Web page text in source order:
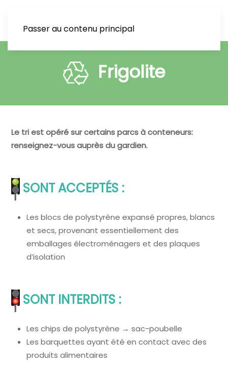
Passer au contenu principal
Frigolite
Le tri est opéré sur certains parcs à conteneurs:
renseignez-vous auprès du gardien.
SONT ACCEPTÉS :
Les blocs de polystyrène expansé propres, blancs
et secs, provenant essentiellement des
emballages électroménagers et des plaques
d’isolation
SONT INTERDITS :
Les chips de polystyrène → sac-poubelle
Les barquettes ayant été en contact avec des
produits alimentaires